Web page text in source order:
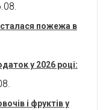
сталася пожежа в
у 2026 році:
і фруктів у